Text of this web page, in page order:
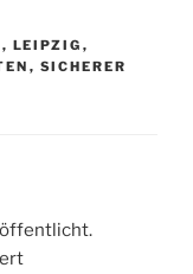
, LEIPZIG ,
, SICHERER